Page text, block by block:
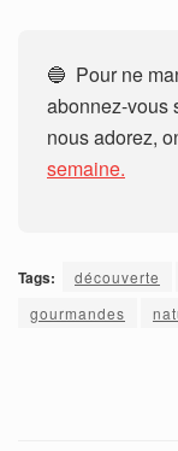
🔵 Pour ne
abonnez-vous
nous adorez,
semaine.
Tags: découverte
gourmandes